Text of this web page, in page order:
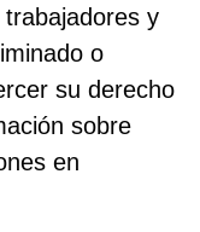
y
o
su derecho
sobre
en